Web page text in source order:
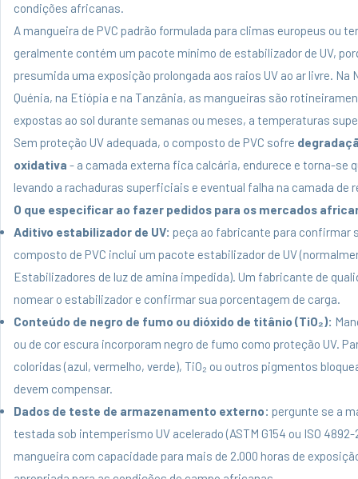
condições africanas.
A mangueira de PVC padrão formulada para climas europeus ou
geralmente contém um pacote mínimo de estabilizador de UV,
presumida uma exposição prolongada aos raios UV ao ar livre. Na
Quénia, na Etiópia e na Tanzânia, as mangueiras são
expostas ao sol durante semanas ou meses, a temperaturas
Sem proteção UV adequada, o composto de PVC sofre
oxidativa - a camada externa fica calcária, endurece e torna-se
levando a rachaduras superficiais e eventual falha na camada de
O que especificar ao fazer pedidos para os mercados
Aditivo estabilizador de UV: peça ao fabricante para confirmar
composto de PVC inclui um pacote estabilizador de UV
Estabilizadores de luz de amina impedida). Um fabricante de
nomear o estabilizador e confirmar sua porcentagem de carga.
Conteúdo de negro de fumo ou dióxido de titânio (TiO₂):
ou de cor escura incorporam negro de fumo como proteção UV.
coloridas (azul, vermelho, verde), TiO₂ ou outros pigmentos
devem compensar.
Dados de teste de armazenamento externo: pergunte se a
testada sob intemperismo UV acelerado (ASTM G154 ou ISO 4892-
mangueira com capacidade para mais de 2.000 horas de